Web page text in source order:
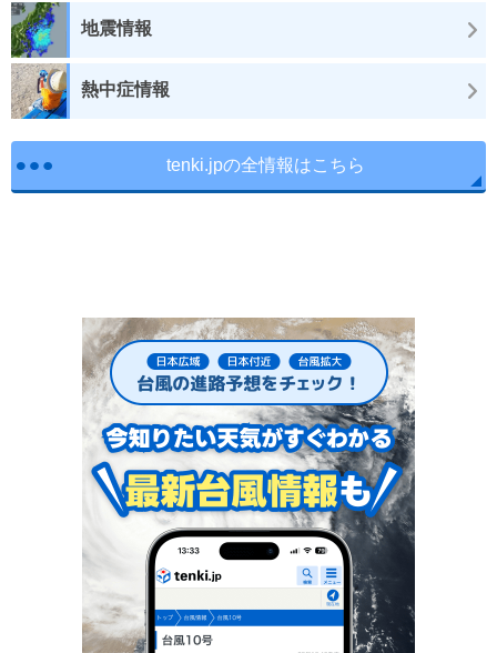
地震情報
熱中症情報
tenki.jpの全情報はこちら